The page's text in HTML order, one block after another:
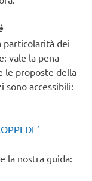
particolarità dei
vale la pena
le proposte della
sono accessibili:
la nostra guida: